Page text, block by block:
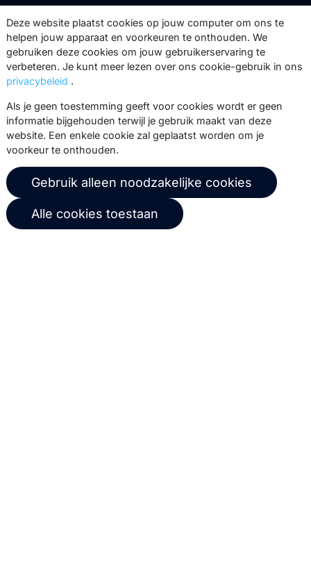
Marketing automation
Data
Multi-channel
MailerQ
SMTPeter
Tarieven
Marketing Suite tarieven
SMTPeter tarieven
Support
Documentatie
Trainingen
Stuur een ticket
Deze website plaatst cookies op jouw computer om ons te
helpen jouw apparaat en voorkeuren te onthouden. We
gebruiken deze cookies om jouw gebruikerservaring te
verbeteren. Je kunt meer lezen over ons cookie-gebruik in ons
privacybeleid .
Als je geen toestemming geeft voor cookies wordt er geen
informatie bijgehouden terwijl je gebruik maakt van deze
website. Een enkele cookie zal geplaatst worden om je
voorkeur te onthouden.
Gebruik alleen noodzakelijke cookies
Alle cookies toestaan